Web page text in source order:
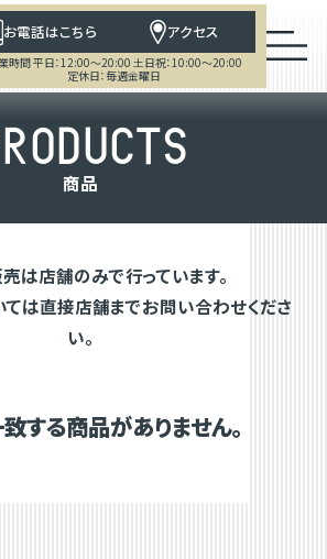
お電話はこちら アクセス
時間 平日：12:00～20:00 土日祝：10:00～20:00
定休日：毎週金曜日
RODUCTS
商品
は店舗のみで行っています。
は直接店舗までお問い合わせくださ
い。
する商品がありません。